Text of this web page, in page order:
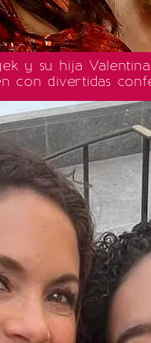
y su hija
con divertidas